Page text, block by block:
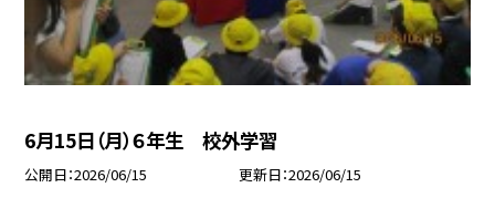
6月15日（月）６年生 校外学習
公開日 2026/06/15 更新日 2026/06/15